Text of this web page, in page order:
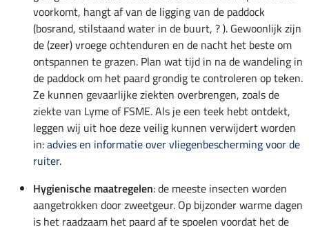
voorkomt, hangt af van de ligging van de paddock
(bosrand, stilstaand water in de buurt, ? ). Gewoonlijk zijn
de (zeer) vroege ochtenduren en de nacht het beste om
ontspannen te grazen. Plan wat tijd in na de wandeling in
de paddock om het paard grondig te controleren op teken.
Ze kunnen gevaarlijke ziekten overbrengen, zoals de
ziekte van Lyme of FSME. Als je een teek hebt ontdekt,
leggen wij uit hoe deze veilig kunnen verwijdert worden
in:advies en informatie over vliegenbescherming voor de
ruiter.
Hygienische maatregelen: de meeste insecten worden
aangetrokken door zweetgeur. Op bijzonder warme dagen
is het raadzaam het paard af te spoelen voordat het de